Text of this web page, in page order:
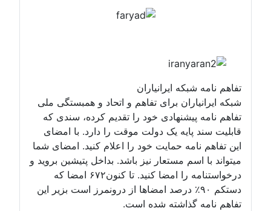
تفاهم نامه شبکه ایرانیاران
شبکه ایرانیاران برای تفاهم و اتحاد و همبستگی ملی
تفاهم نامه پیشنهادی خود را تقدیم کرده، سندی که
قابلیت سند پایه یک دولت موقت را دارد. با امضای
این تفاهم نامه حمایت خود را اعلام کنید. امضای شما
میتواند با اسم مستعار نیز باشد. بداخل پتیشین بروید و
درخواستنامه را امضا کنید. تا کنون۶۷۲ امضا که
دستکم ۹۰٪ درصد امضاها از درونمرز است بزیر این
تفاهم نامه گذاشته شده است.